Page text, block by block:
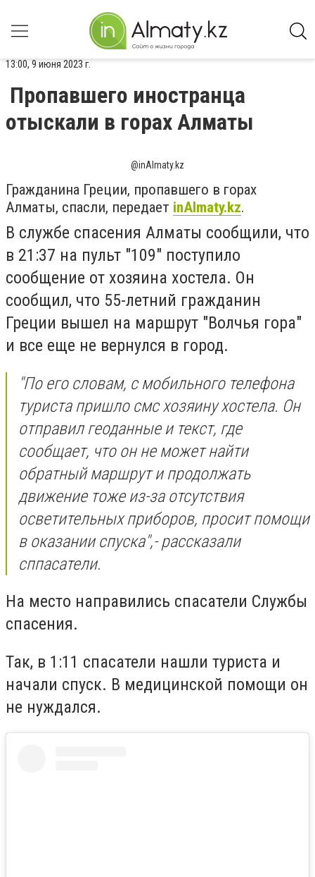
13:00, 9 июня 2023 г.
Пропавшего иностранца
отыскали в горах Алматы
@inAlmaty.kz
Гражданина Греции, пропавшего в горах
Алматы, спасли, передает inAlmaty.kz.
В службе спасения Алматы сообщили, что
в 21:37 на пульт "109" поступило
сообщение от хозяина хостела. Он
сообщил, что 55-летний гражданин
Греции вышел на маршрут "Волчья гора"
и все еще не вернулся в город.
"По его словам, с мобильного телефона
туриста пришло смс хозяину хостела. Он
отправил геоданные и текст, где
сообщает, что он не может найти
обратный маршрут и продолжать
движение тоже из-за отсутствия
осветительных приборов, просит помощи
в оказании спуска",- рассказали
сппасатели.
На место направились спасатели Службы
спасения.
Так, в 1:11 спасатели нашли туриста и
начали спуск. В медицинской помощи он
не нуждался.